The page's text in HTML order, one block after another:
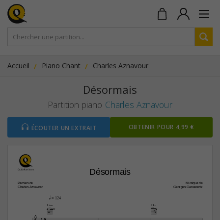
Accueil Piano Chant Charles Aznavour
Désormais
Partition piano Charles Aznavour
ÉCOUTER UN EXTRAIT OBTENIR POUR 4,99 €
Désormais
Paroles de
Charles Aznavour
Musique de
Georges Garvarentz
3fr
G‹ D‹
q = 124
